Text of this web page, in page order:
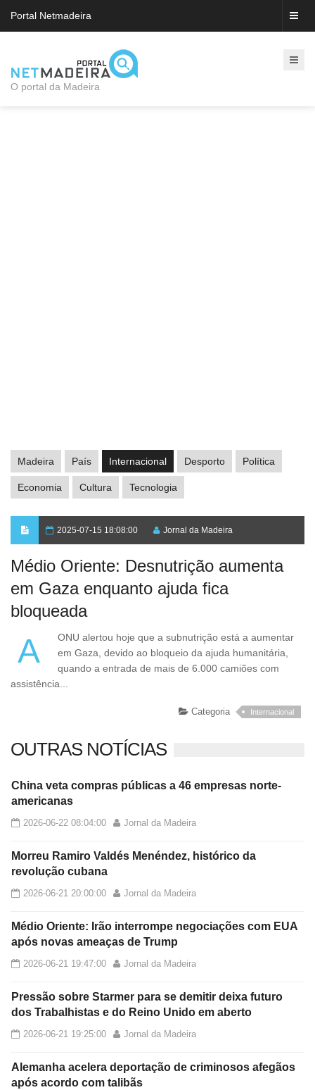
Portal Netmadeira
O portal da Madeira
Madeira País Internacional Desporto Política
Economia Cultura Tecnologia
2025-07-15 18:08:00 Jornal da Madeira
Médio Oriente: Desnutrição aumenta
em Gaza enquanto ajuda fica
bloqueada
A ONU alertou hoje que a subnutrição está a aumentar
em Gaza, devido ao bloqueio da ajuda humanitária,
quando a entrada de mais de 6.000 camiões com
assistência...
Categoria Internacional
OUTRAS NOTÍCIAS
China veta compras públicas a 46 empresas norte-
americanas
2026-06-22 08:04:00 Jornal da Madeira
Morreu Ramiro Valdés Menéndez, histórico da
revolução cubana
2026-06-21 20:00:00 Jornal da Madeira
Médio Oriente: Irão interrompe negociações com EUA
após novas ameaças de Trump
2026-06-21 19:47:00 Jornal da Madeira
Pressão sobre Starmer para se demitir deixa futuro
dos Trabalhistas e do Reino Unido em aberto
2026-06-21 19:25:00 Jornal da Madeira
Alemanha acelera deportação de criminosos afegãos
após acordo com talibãs